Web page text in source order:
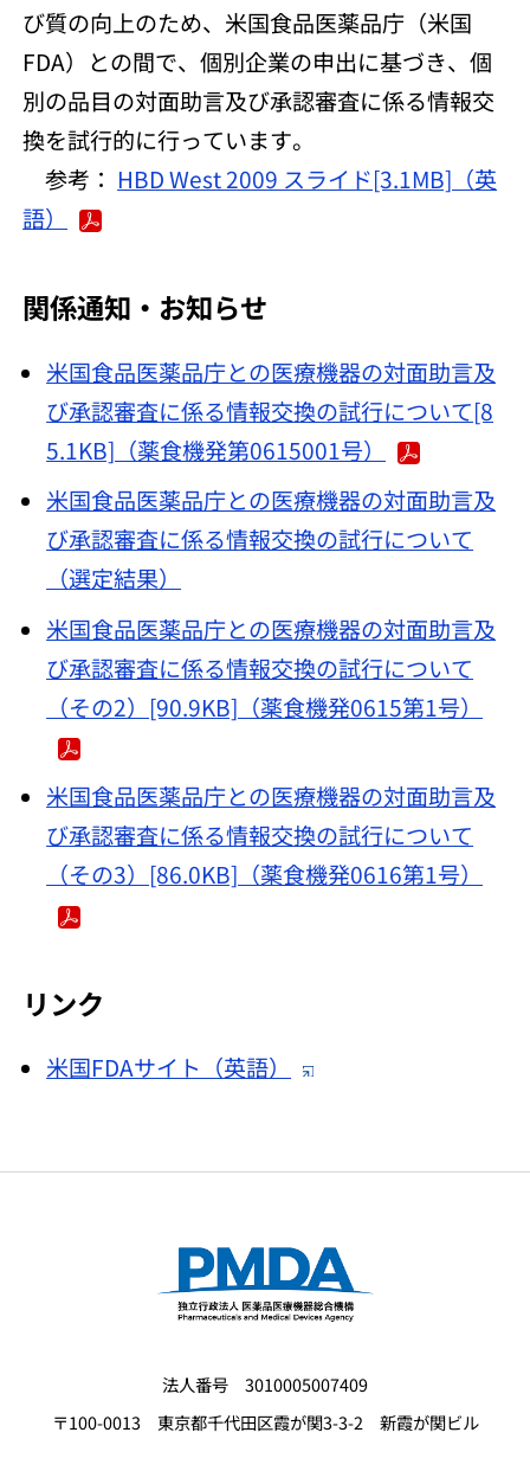
び質の向上のため、米国食品医薬品庁（米国
FDA）との間で、個別企業の申出に基づき、個
別の品目の対面助言及び承認審査に係る情報交
換を試行的に行っています。
参考： HBD West 2009 スライド[3.1MB]（英
語）
関係通知・お知らせ
米国食品医薬品庁との医療機器の対面助言及
び承認審査に係る情報交換の試行について[8
5.1KB]（薬食機発第0615001号）
米国食品医薬品庁との医療機器の対面助言及
び承認審査に係る情報交換の試行について
（選定結果）
米国食品医薬品庁との医療機器の対面助言及
び承認審査に係る情報交換の試行について
（その2）[90.9KB]（薬食機発0615第1号）
米国食品医薬品庁との医療機器の対面助言及
び承認審査に係る情報交換の試行について
（その3）[86.0KB]（薬食機発0616第1号）
リンク
米国FDAサイト（英語）
法人番号 3010005007409
〒100-0013 東京都千代田区霞が関3-3-2 新霞が関ビル